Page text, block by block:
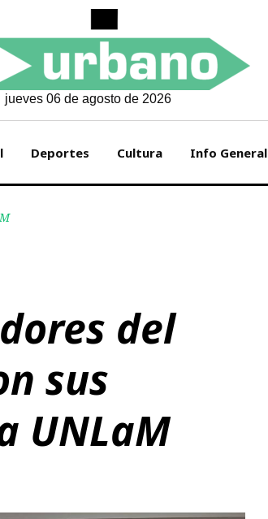
jueves 06 de agosto de 2026
Deportes Cultura Info General
del
sus
UNLaM